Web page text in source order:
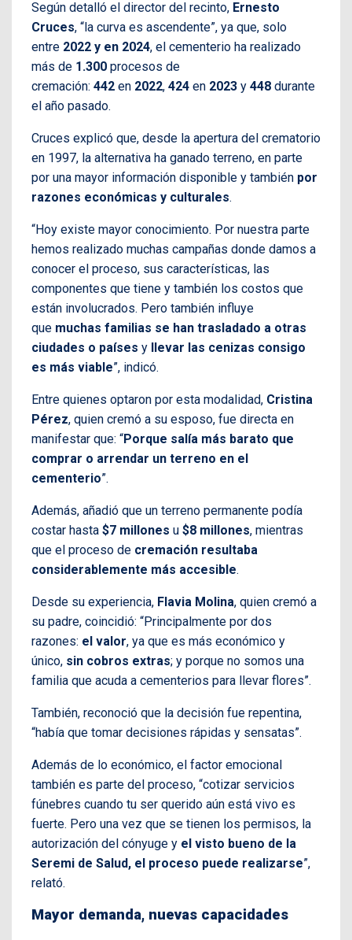
Según detalló el director del recinto, Ernesto
Cruces, “la curva es ascendente”, ya que, solo
entre 2022 y en 2024, el cementerio ha realizado
más de 1.300 procesos de
cremación: 442 en 2022, 424 en 2023 y 448 durante
el año pasado.
Cruces explicó que, desde la apertura del crematorio
en 1997, la alternativa ha ganado terreno, en parte
por una mayor información disponible y también por
razones económicas y culturales.
“Hoy existe mayor conocimiento. Por nuestra parte
hemos realizado muchas campañas donde damos a
conocer el proceso, sus características, las
componentes que tiene y también los costos que
están involucrados. Pero también influye
que muchas familias se han trasladado a otras
ciudades o países y llevar las cenizas consigo
es más viable”, indicó.
Entre quienes optaron por esta modalidad, Cristina
Pérez, quien cremó a su esposo, fue directa en
manifestar que: “Porque salía más barato que
comprar o arrendar un terreno en el
cementerio”.
Además, añadió que un terreno permanente podía
costar hasta $7 millones u $8 millones, mientras
que el proceso de cremación resultaba
considerablemente más accesible.
Desde su experiencia, Flavia Molina, quien cremó a
su padre, coincidió: “Principalmente por dos
razones: el valor, ya que es más económico y
único, sin cobros extras; y porque no somos una
familia que acuda a cementerios para llevar flores”.
También, reconoció que la decisión fue repentina,
“había que tomar decisiones rápidas y sensatas”.
Además de lo económico, el factor emocional
también es parte del proceso, “cotizar servicios
fúnebres cuando tu ser querido aún está vivo es
fuerte. Pero una vez que se tienen los permisos, la
autorización del cónyuge y el visto bueno de la
Seremi de Salud, el proceso puede realizarse”,
relató.
Mayor demanda, nuevas capacidades